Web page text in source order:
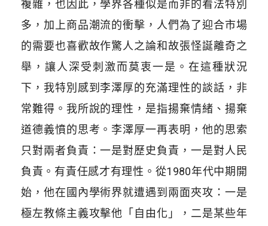
複雜，也因此，學界各種似是而非的看法特別
多，加上商品潮流的衝擊，人們為了迎合市場
的需要也喜歡故作驚人之論和故張怪誕離奇之
舉，讓人深受刺激而莫衷一是。在這種狀況
下，我特別感到李澤厚的充滿理性的談話，非
常難得。我所說的理性，是指揚棄情緒、揚棄
道德義憤的思考。李澤厚一再表明，他的思索
只對兩者負責：一是對歷史負責，一是對人民
負責。有責任感才有理性。從1980年代中期開
始，他在國內學術界就遭遇到兩面夾攻：一是
極左教條主義攻擊他「自由化」，二是某些年